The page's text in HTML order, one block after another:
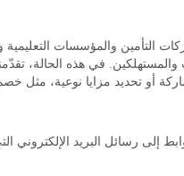
التأمين والمؤسسات
في هذه الحالة،
أو تحديد مزايا نوعية، مثل
إلى رسائل البريد الإلكتروني